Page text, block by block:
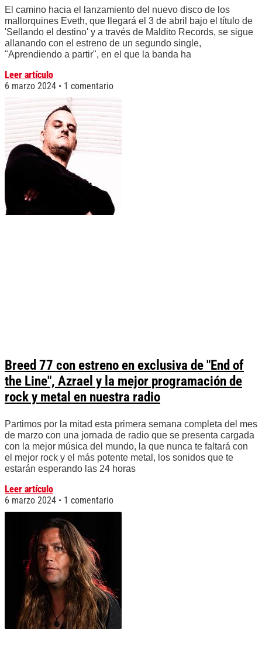
El camino hacia el lanzamiento del nuevo disco de los
mallorquines Eveth, que llegará el 3 de abril bajo el título de
'Sellando el destino' y a través de Maldito Records, se sigue
allanando con el estreno de un segundo single,
"Aprendiendo a partir", en el que la banda ha
Leer artículo
6 marzo 2024
1 comentario
Breed 77 con estreno en exclusiva de "End of
the Line", Azrael y la mejor programación de
rock y metal en nuestra radio
Partimos por la mitad esta primera semana completa del mes
de marzo con una jornada de radio que se presenta cargada
con la mejor música del mundo, la que nunca te faltará con
el mejor rock y el más potente metal, los sonidos que te
estarán esperando las 24 horas
Leer artículo
6 marzo 2024
1 comentario